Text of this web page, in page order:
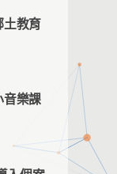
土教育
音樂課